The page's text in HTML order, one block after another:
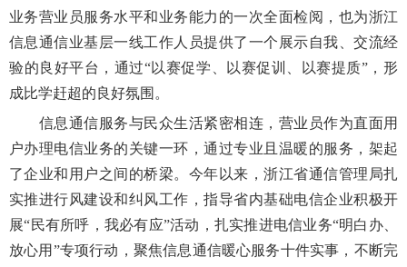
业务营业员服务水平和业务能力的一次全面检阅，也为浙江
信息通信业基层一线工作人员提供了一个展示自我、交流经
验的良好平台，通过“以赛促学、以赛促训、以赛提质”，形
成比学赶超的良好氛围。
信息通信服务与民众生活紧密相连，营业员作为直面用
户办理电信业务的关键一环，通过专业且温暖的服务，架起
了企业和用户之间的桥梁。今年以来，浙江省通信管理局扎
实推进行风建设和纠风工作，指导省内基础电信企业积极开
展“民有所呼，我必有应”活动，扎实推进电信业务“明白办、
放心用”专项行动，聚焦信息通信暖心服务十件实事，不断完